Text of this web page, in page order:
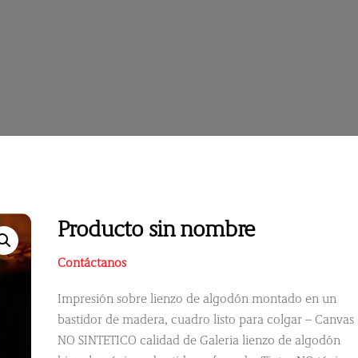
Producto sin nombre
Contáctanos
Impresión sobre lienzo de algodón montado en un
bastidor de madera, cuadro listo para colgar – Canvas
NO SINTETICO calidad de Galeria lienzo de algodón